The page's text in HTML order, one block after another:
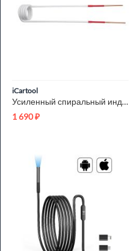
iCartool
Усиленный спиральный индуктор (нагреватель) длина 260 мм. диа...
1 690₽